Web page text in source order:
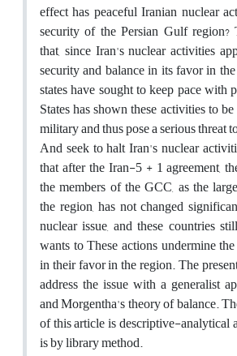
effect has peaceful Iranian nuclear
security of the Persian Gulf region?
that, since Iran's nuclear activities
security and balance in its favor in
states have sought to keep pace
States has shown these activities to
military and thus pose a serious threat
And seek to halt Iran's nuclear
that after the Iran-5 + 1 agreement,
the members of the GCC, as the
the region, has not changed
nuclear issue, and these countries
wants to These actions undermine
in their favor in the region. The
address the issue with a generalist
and Morgentha's theory of balance.
of this article is descriptive-analytical
is by library method.